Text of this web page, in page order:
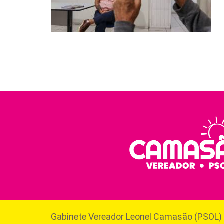
Gabinete Vereador Leonel Camasão (PSOL)